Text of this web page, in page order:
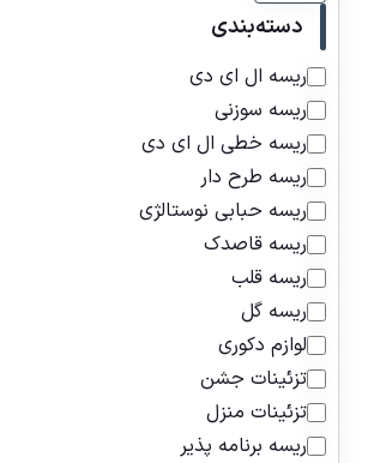
دسته‌بندی
ریسه ال ای دی
ریسه سوزنی
ریسه خطی ال ای دی
ریسه طرح دار
ریسه حبابی نوستالژی
ریسه قاصدک
ریسه قلب
ریسه گل
لوازم دکوری
تزئینات جشن
تزئینات منزل
ریسه برنامه پذیر